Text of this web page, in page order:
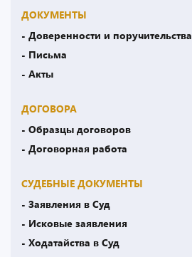
ДОКУМЕНТЫ
- Доверенности и поручительства
- Письма
- Акты
ДОГОВОРА
- Образцы договоров
- Договорная работа
СУДЕБНЫЕ ДОКУМЕНТЫ
- Заявления в Суд
- Исковые заявления
- Ходатайства в Суд